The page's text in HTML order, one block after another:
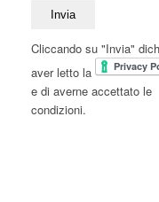
Cliccando su "Invia"
aver letto la
e di averne accettato le
condizioni.